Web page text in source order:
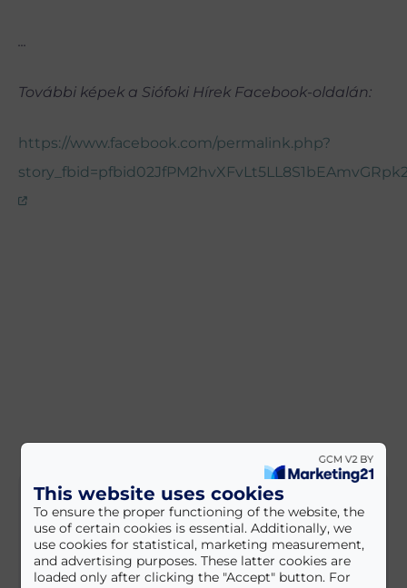
...
További képek a Siófoki Hírek Facebook-oldalán:
https://www.facebook.com/permalink.php?
Helyi hírek
2023.12.13. 09:10
This website uses cookies
To ensure the proper functioning of the website, the
use of certain cookies is essential. Additionally, we
use cookies for statistical, marketing measurement,
and advertising purposes. These latter cookies are
loaded only after clicking the "Accept" button. For